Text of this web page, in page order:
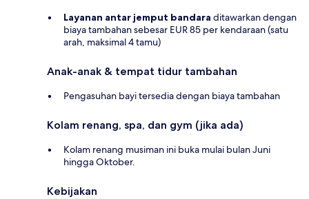
Layanan antar jemput bandara ditawarkan dengan
biaya tambahan sebesar EUR 85 per kendaraan (satu
arah, maksimal 4 tamu)
Anak-anak & tempat tidur tambahan
Pengasuhan bayi tersedia dengan biaya tambahan
Kolam renang, spa, dan gym (jika ada)
Kolam renang musiman ini buka mulai bulan Juni
hingga Oktober.
Kebijakan